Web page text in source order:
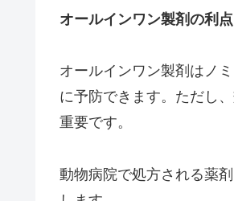
オールインワン製剤の利点
オールインワン製剤はノミ
に予防できます。ただし
重要です。
動物病院で処方される薬